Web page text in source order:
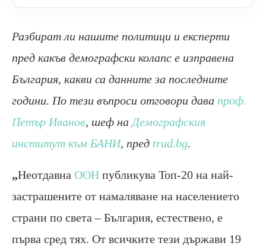
Разбират ли нашите политици и експерти
пред какъв демографски колапс е изправена
България, какви са данните за последните
години. По тези въпроси отговори дава проф.
Петър Иванов, шеф на Демографския
институт към БАНИ, пред trud.bg.
„Неотдавна ООН публикува Топ-20 на най-
застрашените от намаляване на населението
страни по света – България, естествено, е
първа сред тях. От всичките тези държави 19